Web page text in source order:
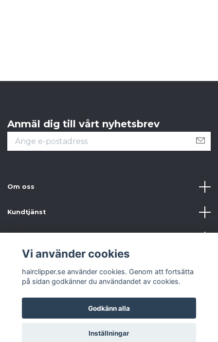
Anmäl dig till vårt nyhetsbrev
Om oss
Kundtjänst
© 2026 hairclipper.se
Vi använder cookies
hairclipper.se använder cookies. Genom att fortsätta
på sidan godkänner du användandet av cookies.
Godkänn alla
Inställningar